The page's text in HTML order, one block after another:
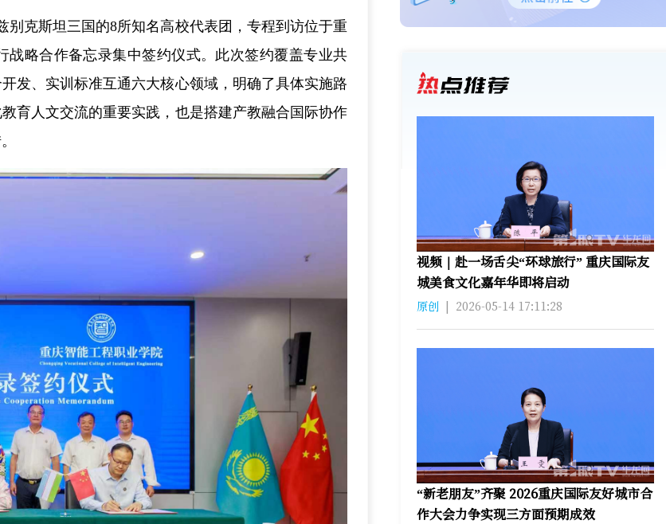
别克斯坦三国的8所知名高校代表团，专程到访位于重
略合作备忘录集中签约仪式。此次签约覆盖专业共
发、实训标准互通六大核心领域，明确了具体实施路
育人文交流的重要实践，也是搭建产教融合国际协作
视频｜赴一场舌尖“环球旅行” 重庆国际友
城美食文化嘉年华即将启动
原创 | 2026-05-14 17:11:28
“新老朋友”齐聚 2026重庆国际友好城市合
作大会力争实现三方面预期成效